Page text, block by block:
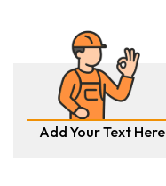
Add Your Text Here